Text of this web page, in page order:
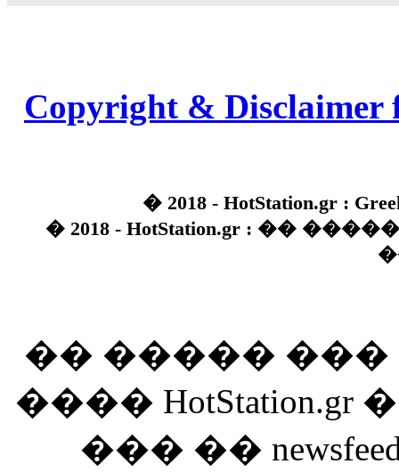
Copyright & Disclaimer
� 2018 - HotStation.gr :
� 2018 - HotStation.gr : ��
�� �����
����
��� ��